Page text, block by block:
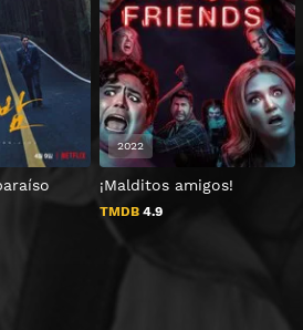
¡Malditos amigos!
TMDB 4.9
2022